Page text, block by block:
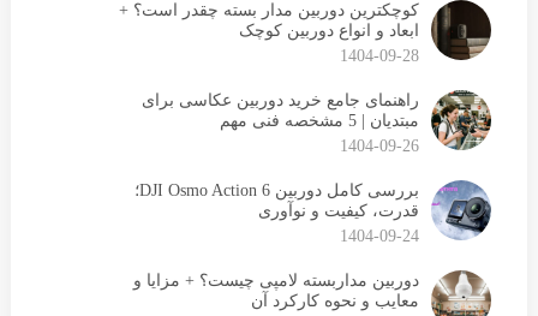
کوچکترین دوربین مدار بسته چقدر است؟ +
ابعاد و انواع دوربین کوچک
1404-09-28
راهنمای جامع خرید دوربین عکاسی برای
مبتدیان | 5 مشخصه فنی مهم
1404-09-26
بررسی کامل دوربین DJI Osmo Action 6؛
قدرت، کیفیت و نوآوری
1404-09-24
دوربین مداربسته لامپی چیست؟ + مزایا و
معایب و نحوه کارکرد آن